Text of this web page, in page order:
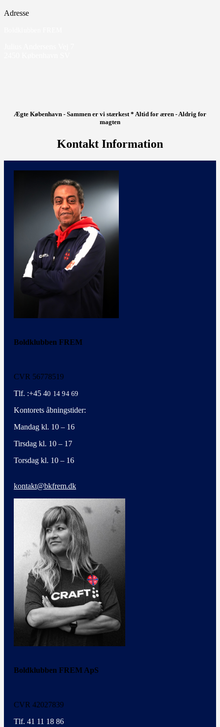
Adresse
Ægte København - Sammen er vi stærkest * Altid for æren - Aldrig for
magten
Kontakt Information
Boldklubben FREM
CVR 56778519
Tlf. :+45 40 14 94 69
Kontorets åbningstider:
Mandag kl. 10 – 16
Tirsdag kl. 10 – 17
Torsdag kl. 10 – 16
kontakt@bkfrem.dk
Boldklubben FREM ApS
CVR 42027839
Tlf. 41 11 18 86